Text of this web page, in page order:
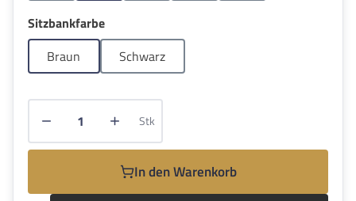
Sitzbankfarbeauswählen
Braun
Schwarz
Produkt Anzahl: Gib den gewünschten
Stk
In den Warenkorb